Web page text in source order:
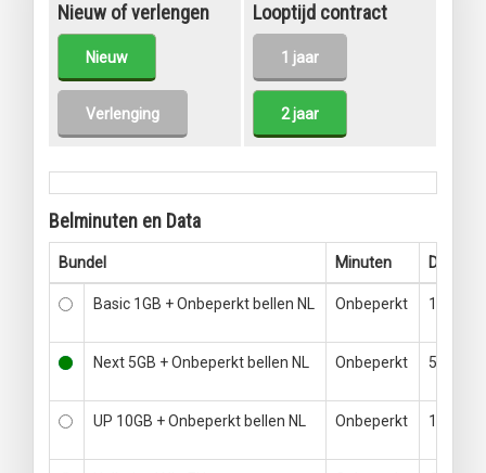
Nieuw of verlengen
Nieuw
Verlenging
Looptijd contract
1 jaar
2 jaar
Belminuten en Data
Bundel Minuten Data
Basic 1GB + Onbeperkt bellen NL Onbeperkt 1GB
Next 5GB + Onbeperkt bellen NL Onbeperkt 5GB
UP 10GB + Onbeperkt bellen NL Onbeperkt 10GB